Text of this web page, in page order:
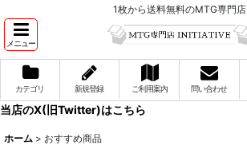
1枚から送料無料のMTG専門店
メニュー
カテゴリ 新規登録 ご利用案内 問い合わせ
当店のX(旧Twitter)はこちら
ホーム > おすすめ商品